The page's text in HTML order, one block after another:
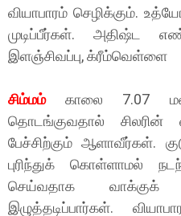
வியாபாரம் செழிக்கும்.
முடிப்பீர்கள். அதிஷ்ட
இளஞ்சிவப்பு, க்ரீம்வெள்ளை
சிம்மம்காலை 7.07
தொடங்குவதால் சிலரின்
பேச்சிற்கும் ஆளாவீர்கள்.
புரிந்துக் கொள்ளாமல்
செய்வதாக வாக்குக்
இழுத்தடிப்பார்கள்.